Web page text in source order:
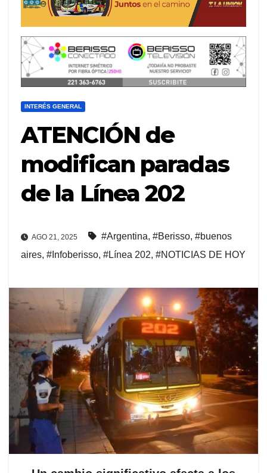
INTERÉS GENERAL
ATENCIÓN de
modifican paradas
de la Línea 202
AGO 21, 2025 #Argentina, #Berisso, #buenos
aires, #Infoberisso, #Línea 202, #NOTICIAS DE HOY